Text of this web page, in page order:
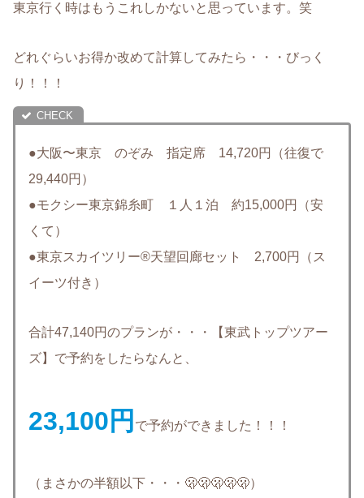
東京行く時はもうこれしかないと思っています。笑
どれぐらいお得か改めて計算してみたら・・・びっく
り！！！
●大阪〜東京 のぞみ 指定席 14,720円（往復で
29,440円）
●モクシー東京錦糸町 １人１泊 約15,000円（安
くて）
●東京スカイツリー®天望回廊セット 2,700円（ス
イーツ付き）
合計47,140円のプランが・・・【東武トップツアー
ズ】で予約をしたらなんと、
23,100円 で予約ができました！！！
（まさかの半額以下・・・🫢🫢🫢🫢🫢）